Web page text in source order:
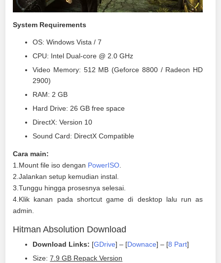
System Requirements
OS: Windows Vista / 7
CPU: Intel Dual-core @ 2.0 GHz
Video Memory: 512 MB (Geforce 8800 / Radeon HD
2900)
RAM: 2 GB
Hard Drive: 26 GB free space
DirectX: Version 10
Sound Card: DirectX Compatible
Cara main:
1.Mount file iso dengan PowerISO
2.Jalankan setup kemudian instal.
3.Tunggu hingga prosesnya selesai.
4.Klik kanan pada shortcut game di desktop lalu run as
admin.
Hitman Absolution Download
Download Links: [GDrive] – [Downace] – [8 Part]
Size:7.9 GB Repack Version